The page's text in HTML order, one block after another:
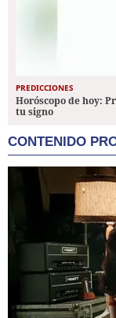
PREDICCIONES
Horóscopo de hoy:
tu signo
CONTENIDO